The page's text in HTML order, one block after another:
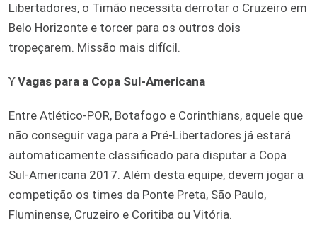
Libertadores, o Timão necessita derrotar o Cruzeiro em
Belo Horizonte e torcer para os outros dois
tropeçarem. Missão mais difícil.
ϒ Vagas para a Copa Sul-Americana
Entre Atlético-POR, Botafogo e Corinthians, aquele que
não conseguir vaga para a Pré-Libertadores já estará
automaticamente classificado para disputar a Copa
Sul-Americana 2017. Além desta equipe, devem jogar a
competição os times da Ponte Preta, São Paulo,
Fluminense, Cruzeiro e Coritiba ou Vitória.